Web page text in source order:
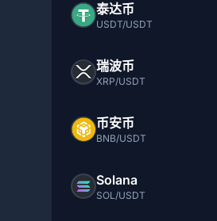
泰达币
USDT/USDT
瑞波币
XRP/USDT
币安币
BNB/USDT
Solana
SOL/USDT